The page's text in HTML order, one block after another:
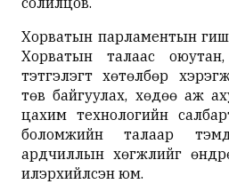
Хорватын парламентын
Хорватын талаас
тэтгэлэгт хөтөлбөр
төв байгуулах, хөдөө аж
цахим технологийн
боломжийн талаар
ардчиллын хөгжлийг
илэрхийлсэн юм.